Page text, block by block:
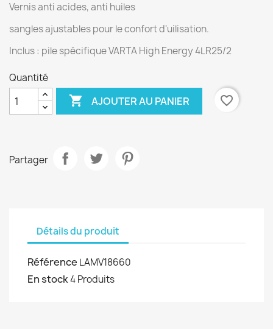
Vernis anti acides, anti huiles
sangles ajustables pour le confort d'uilisation.
Inclus : pile spécifique VARTA High Energy 4LR25/2
Quantité
 AJOUTER AU PANIER favorite_border
Partager
Détails du produit
Référence LAMV18660
En stock4 Produits